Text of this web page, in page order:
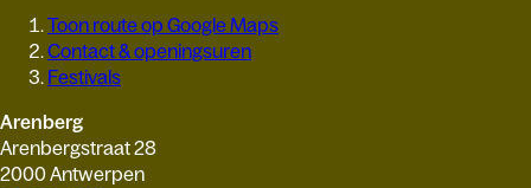
Toon route op Google Maps
Contact & openingsuren
Festivals
Arenberg
Arenbergstraat 28
2000 Antwerpen